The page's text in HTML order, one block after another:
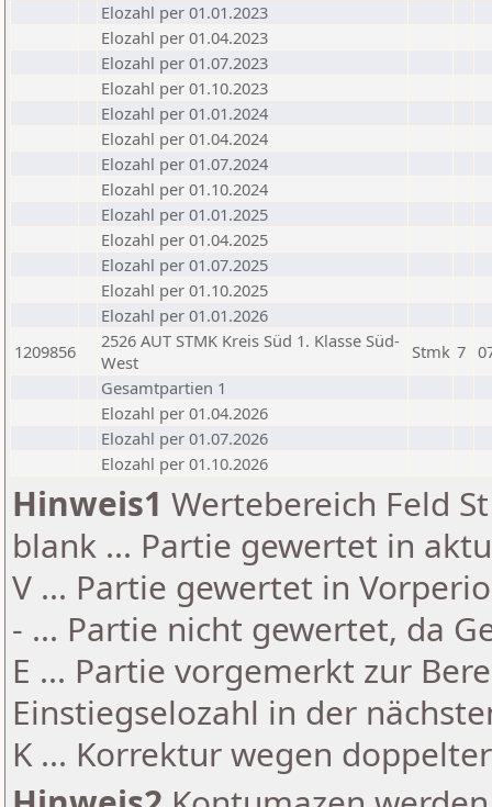
Elozahl per 01.01.2023
Elozahl per 01.04.2023
Elozahl per 01.07.2023
Elozahl per 01.10.2023
Elozahl per 01.01.2024
Elozahl per 01.04.2024
Elozahl per 01.07.2024
Elozahl per 01.10.2024
Elozahl per 01.01.2025
Elozahl per 01.04.2025
Elozahl per 01.07.2025
Elozahl per 01.10.2025
Elozahl per 01.01.2026
1209856
2526 AUT STMK Kreis Süd 1. Klasse Süd-
West
Stmk 7
Gesamtpartien 1
Elozahl per 01.04.2026
Elozahl per 01.07.2026
Elozahl per 01.10.2026
Hinweis1 Wertebereich Feld
blank ... Partie gewertet in
V ... Partie gewertet in
- ... Partie nicht gewertet, da
E ... Partie vorgemerkt zur
Einstiegselozahl in der
K ... Korrektur wegen